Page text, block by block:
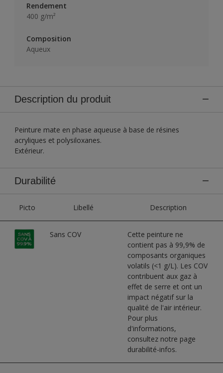
Rendement
400 g/m²
Composition
Aqueux
Description du produit
Peinture mate en phase aqueuse à base de résines
acryliques et polysiloxanes.
Extérieur.
Durabilité
Picto Libellé Description
Sans COV
Cette peinture ne
contient pas à 99,9% de
composants organiques
volatils (<1 g/L). Les COV
contribuent aux gaz à
effet de serre et ont un
impact négatif sur la
qualité de l'air intérieur.
Pour plus
d'informations,
consultez notre page
durabilité-infos.